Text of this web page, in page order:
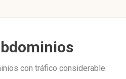
con tráfico considerable.